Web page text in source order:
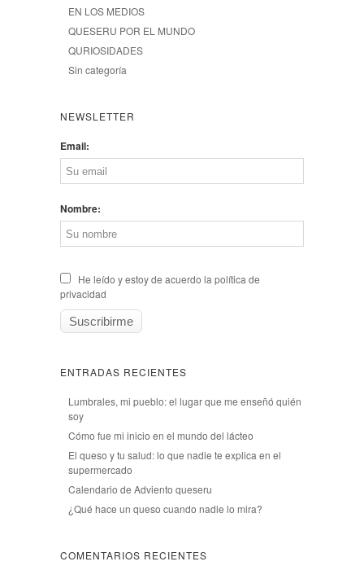
EN LOS MEDIOS
QUESERU POR EL MUNDO
QURIOSIDADES
Sin categoría
NEWSLETTER
Email:
Nombre:
He leído y estoy de acuerdo la política de
privacidad
ENTRADAS RECIENTES
Lumbrales, mi pueblo: el lugar que me enseñó quién
soy
Cómo fue mi inicio en el mundo del lácteo
El queso y tu salud: lo que nadie te explica en el
supermercado
Calendario de Adviento queseru
¿Qué hace un queso cuando nadie lo mira?
COMENTARIOS RECIENTES